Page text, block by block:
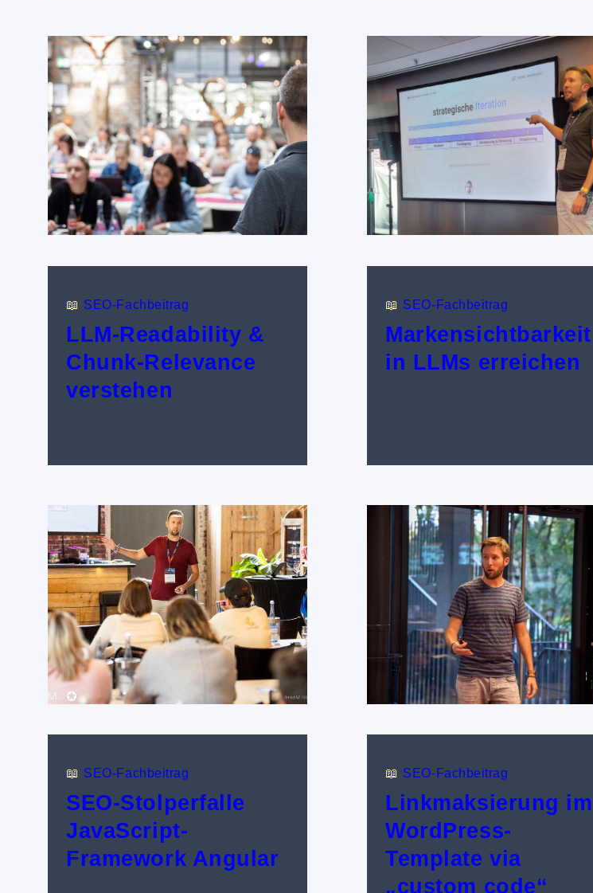
📖 SEO-Fachbeitrag
LLM-Readability &
Chunk-Relevance
verstehen
📖 SEO-Fachbeitrag
Markensichtbarkeit
in LLMs erreichen
📖 SEO-Fachbeitrag
SEO-Stolperfalle
JavaScript-
Framework Angular
📖 SEO-Fachbeitrag
Linkmaksierung im
WordPress-
Template via
„custom code“